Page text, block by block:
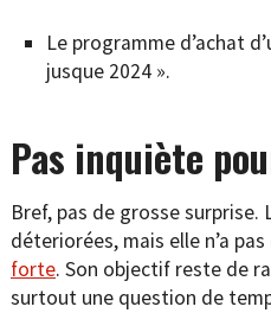
Le programme d’achat
jusque 2024 ».
Pas inquiète
Bref, pas de grosse
déteriorées, mais elle n’a
forte. Son objectif reste de
surtout une question de